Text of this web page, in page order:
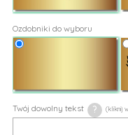
Ozdobniki do wyboru
Twój dowolny tekst ?